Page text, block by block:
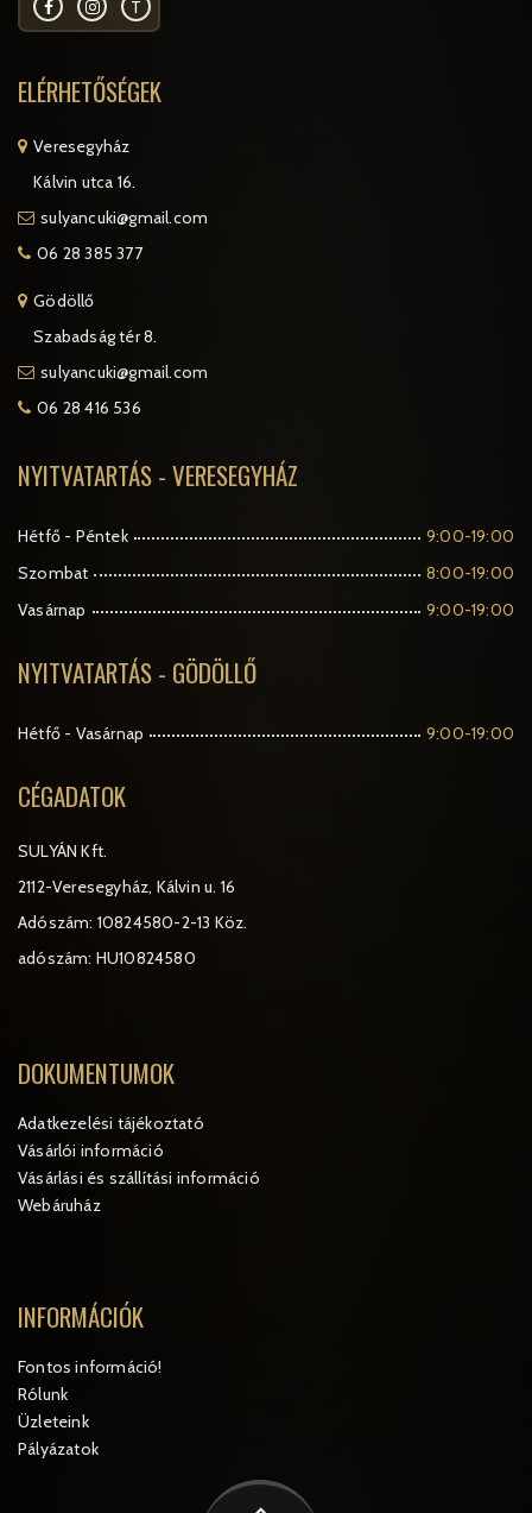
T
ELÉRHETŐSÉGEK
Veresegyház
Kálvin utca 16.
sulyancuki@gmail.com
06 28 385 377
Gödöllő
Szabadság tér 8.
sulyancuki@gmail.com
06 28 416 536
NYITVATARTÁS - VERESEGYHÁZ
Hétfő - Péntek
9:00-19:00
Szombat
8:00-19:00
Vasárnap
9:00-19:00
NYITVATARTÁS - GÖDÖLLŐ
Hétfő - Vasárnap 9:00-19:00
CÉGADATOK
SULYÁN Kft.
2112-Veresegyház, Kálvin u. 16
Adószám: 10824580-2-13 Köz.
adószám: HU10824580
DOKUMENTUMOK
Adatkezelési tájékoztató
Vásárlói információ
Vásárlási és szállítási információ
Webáruház
INFORMÁCIÓK
Fontos információ!
Rólunk
Üzleteink
Pályázatok